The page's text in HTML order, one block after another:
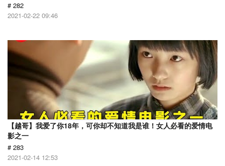
# 282
2021-02-22 09:46
【越哥】我爱了你18年，可你却不知道我是谁！女人必看的爱情电
影之一
# 283
2021-02-14 12:53